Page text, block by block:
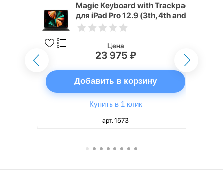
Magic Keyboard with Trackpad
для iPad Pro 12.9 (3th, 4th and
5th generation) русская,
Цена
23 975 ₽
Добавить в корзину
Купить в 1 клик
арт. 1573